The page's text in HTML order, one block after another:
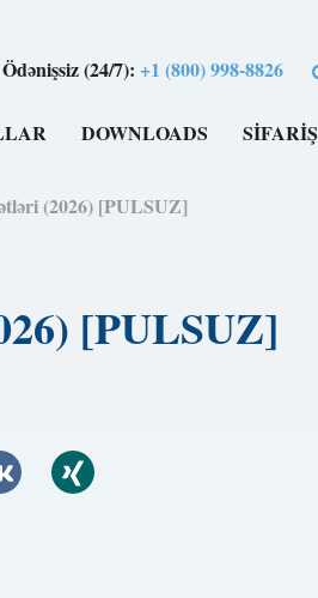
Ödənişsiz (24/7):+1 (800) 998-8826
DOWNLOADS SIFARIŞ
(2026) [PULSUZ]
[PULSUZ]